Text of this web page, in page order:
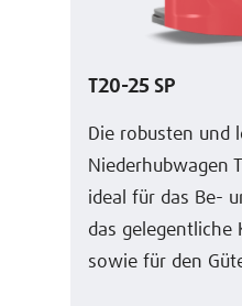
T20-25 SP
Die robusten und
Niederhubwagen
ideal für das Be-
das gelegentliche
sowie für den